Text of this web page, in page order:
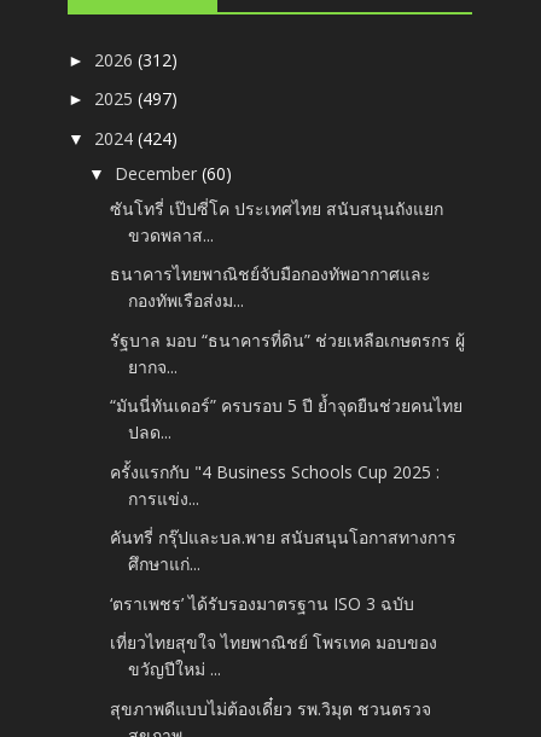
► 2026(312)
► 2025(497)
▼ 2024(424)
▼ December(60)
ซันโทรี่ เป๊ปซี่โค ประเทศไทย สนับสนุนถังแยก
ขวดพลาส...
ธนาคารไทยพาณิชย์จับมือกองทัพอากาศและ
กองทัพเรือส่งม...
รัฐบาล มอบ “ธนาคารที่ดิน” ช่วยเหลือเกษตรกร ผู้
ยากจ...
“มันนี่ทันเดอร์” ครบรอบ 5 ปี ย้ำจุดยืนช่วยคนไทย
ปลด...
ครั้งแรกกับ "4 Business Schools Cup 2025 :
การแข่ง...
คันทรี่ กรุ๊ปและบล.พาย สนับสนุนโอกาสทางการ
ศึกษาแก่...
‘ตราเพชร’ ได้รับรองมาตรฐาน ISO 3 ฉบับ
เที่ยวไทยสุขใจ ไทยพาณิชย์ โพรเทค มอบของ
ขวัญปีใหม่ ...
สุขภาพดีแบบไม่ต้องเดี๋ยว รพ.วิมุต ชวนตรวจ